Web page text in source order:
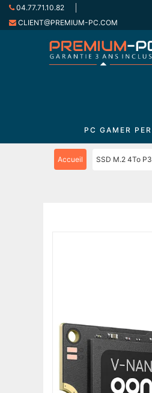
04.77.71.10.82
CLIENT@PREMIUM-PC.COM
PC GAMER
Accueil SSD M.2 4To